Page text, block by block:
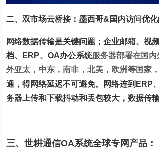
二、双市场云桥接：墨西哥&国内访问优
网络数据传输是关键问题；企业邮箱、视
档、ERP、OA办公系统服务器部署在国
外亚太，中东，南非，北美，欧洲等国家，
通，得网络延迟不可避免。网络连到ERP
务器上传和下载抖动和丢包较大，数据传输
三、世耕通信OA系统全球专网产品：